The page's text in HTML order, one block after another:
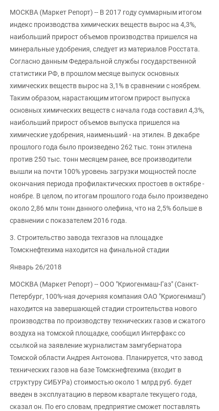
МОСКВА (Маркет Репорт) -- В 2017 году суммарным итогом
индекс производства химических веществ вырос на 4,3%,
наибольший прирост объемов производства пришелся на
минеральные удобрения, следует из материалов Росстата.
Согласно данным Федеральной службы государственной
статистики РФ, в прошлом месяце выпуск основных
химических веществ вырос на 3,1% в сравнении с ноябрем.
Таким образом, нарастающим итогом прирост выпуска
основных химических веществ с начала года составил 4,3%,
наибольший прирост объемов выпуска пришелся на
химические удобрения, наименьший - на этилен. В декабре
прошлого года было произведено 262 тыс. тонн этилена
против 250 тыс. тонн месяцем ранее, все производители
вышли на почти 100% уровень загрузки мощностей после
окончания периода профилактических простоев в октябре -
ноябре. В целом, по итогам прошлого года было произведено
около 2,86 млн тонн данного олефина, что на 2,5% больше в
сравнении с показателем 2016 года.
3. Строительство завода техгазов на площадке
Томскнефтехима находится на финальной стадии
Январь 26/2018
МОСКВА (Маркет Репорт) -- ООО "Криогенмаш-Газ" (Санкт-
Петербург, 100%-ная дочерняя компания ОАО "Криогенмаш")
находится на завершающей стадии строительства нового
производства по производству технических газов и сжатого
воздуха на томской площадке, сообщил Интерфакс со
ссылкой на заявление журналистам замгубернатора
Томской области Андрея Антонова. Планируется, что завод
технических газов на базе Томскнефтехима (входит в
структуру СИБУРа) стоимостью около 1 млрд руб. будет
введен в эксплуатацию в первом квартале текущего года,
сказал он. По его словам, предприятие сможет поставлять